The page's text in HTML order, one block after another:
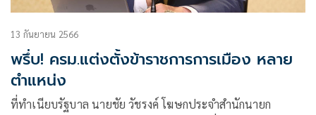
13 กันยายน 2566
พรึ่บ! ครม.แต่งตั้งข้าราชการการเมือง หลาย
ตำแหน่ง
ที่ทำเนียบรัฐบาล นายชัย วัชรงค์ โฆษกประจำสำนักนายก